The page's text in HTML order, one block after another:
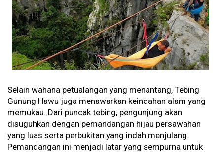
Selain wahana petualangan yang menantang, Tebing
Gunung Hawu juga menawarkan keindahan alam yang
memukau. Dari puncak tebing, pengunjung akan
disuguhkan dengan pemandangan hijau persawahan
yang luas serta perbukitan yang indah menjulang.
Pemandangan ini menjadi latar yang sempurna untuk